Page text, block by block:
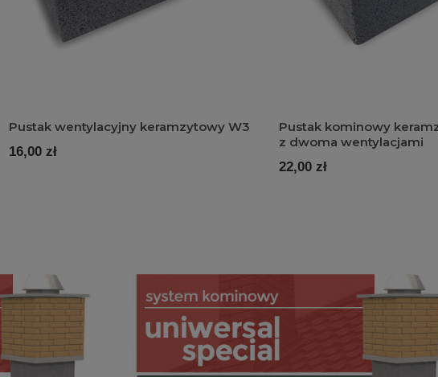
Pustak wentylacyjny keramzytowy W3
16,00 zł
Pustak kominowy
z dwoma wentylacjami
22,00 zł